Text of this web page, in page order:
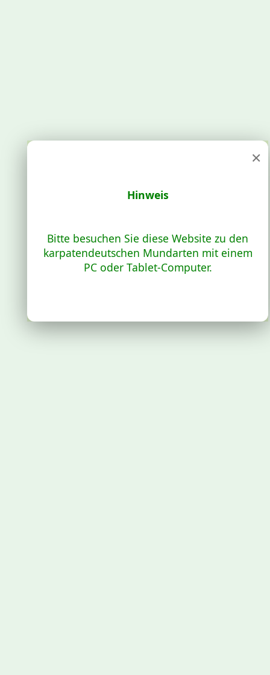
×
Hinweis
Bitte besuchen Sie diese Website zu den
karpatendeutschen Mundarten mit einem
PC oder Tablet-Computer.